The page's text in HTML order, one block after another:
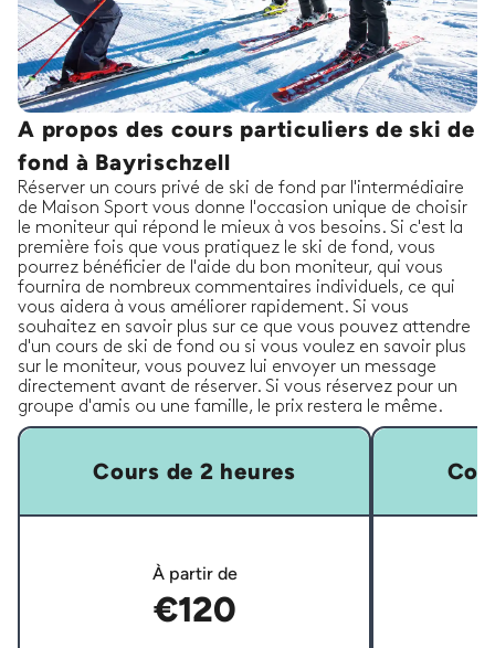
A propos des cours particuliers de ski de
fond à Bayrischzell
Réserver un cours privé de ski de fond par l'intermédiaire
de Maison Sport vous donne l'occasion unique de choisir
le moniteur qui répond le mieux à vos besoins. Si c'est la
première fois que vous pratiquez le ski de fond, vous
pourrez bénéficier de l'aide du bon moniteur, qui vous
fournira de nombreux commentaires individuels, ce qui
vous aidera à vous améliorer rapidement. Si vous
souhaitez en savoir plus sur ce que vous pouvez attendre
d'un cours de ski de fond ou si vous voulez en savoir plus
sur le moniteur, vous pouvez lui envoyer un message
directement avant de réserver. Si vous réservez pour un
groupe d'amis ou une famille, le prix restera le même.
Cours de 2 heures
À partir de
€120